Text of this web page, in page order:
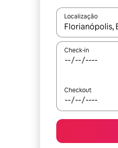
Localização
Quando os
Check-in
Checkout